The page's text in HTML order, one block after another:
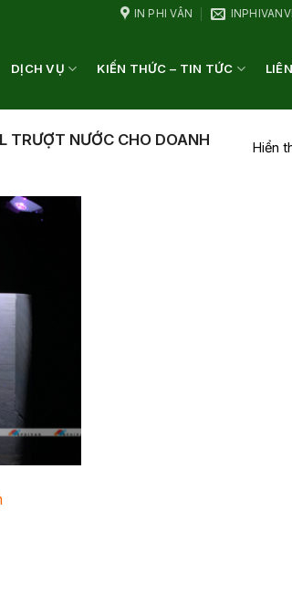
IN PHI VÂN
DỊCH VỤ KIẾN THỨC – TIN TỨC
TRƯỢT NƯỚC CHO DOANH
Hiển